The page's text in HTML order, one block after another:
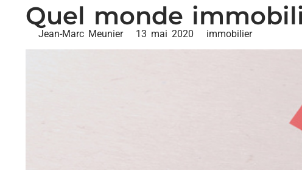
Quel monde
Jean-Marc Meunier 13 mai 2020 immobilier